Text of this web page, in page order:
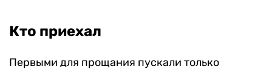
Кто приехал
Первыми для прощания пускали только